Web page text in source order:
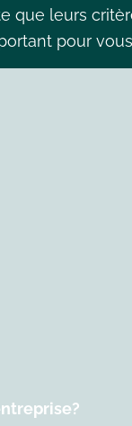
que leurs
pour